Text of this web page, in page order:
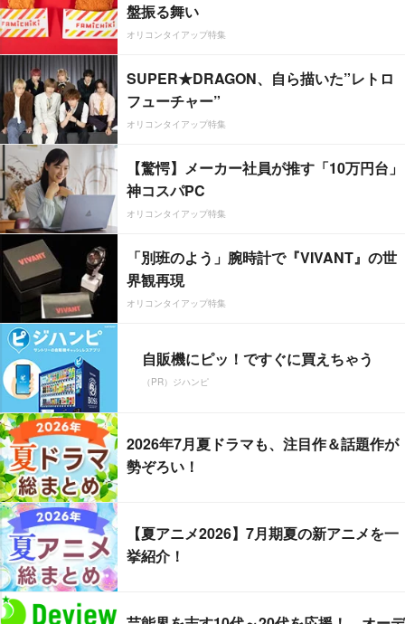
盤振る舞い
オリコンタイアップ特集
SUPER★DRAGON、自ら描いた”レトロ
フューチャー”
オリコンタイアップ特集
【驚愕】メーカー社員が推す「10万円台」
神コスパPC
オリコンタイアップ特集
「別班のよう」腕時計で『VIVANT』の世
界観再現
オリコンタイアップ特集
自販機にピッ！ですぐに買えちゃう
（PR）ジハンピ
2026年7月夏ドラマも、注目作＆話題作が
勢ぞろい！
【夏アニメ2026】7月期夏の新アニメを一
挙紹介！